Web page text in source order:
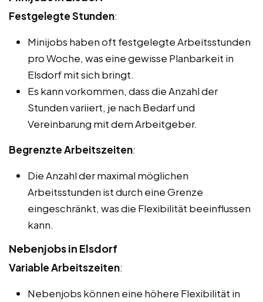
Festgelegte Stunden:
Minijobs haben oft festgelegte Arbeitsstunden
pro Woche, was eine gewisse Planbarkeit in
Elsdorf mit sich bringt.
Es kann vorkommen, dass die Anzahl der
Stunden variiert, je nach Bedarf und
Vereinbarung mit dem Arbeitgeber.
Begrenzte Arbeitszeiten:
Die Anzahl der maximal möglichen
Arbeitsstunden ist durch eine Grenze
eingeschränkt, was die Flexibilität beeinflussen
kann.
Nebenjobs in Elsdorf
Variable Arbeitszeiten:
Nebenjobs können eine höhere Flexibilität in